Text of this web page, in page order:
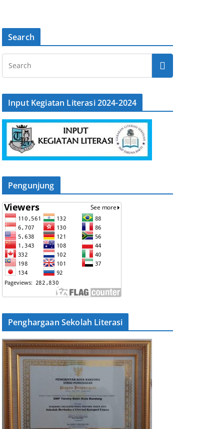
Search
Input Kegiatan Literasi 2024-2024
Pengunjung
Penghargaan Sekolah Literasi